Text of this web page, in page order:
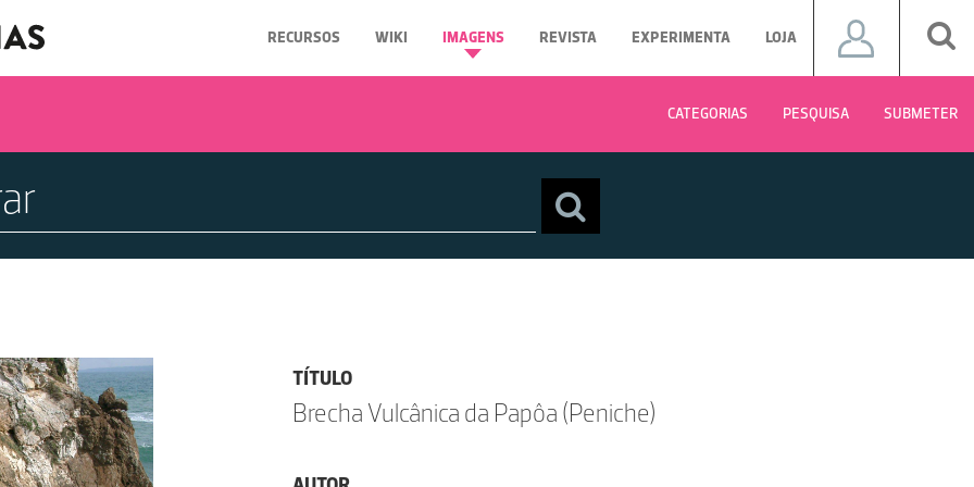
RECURSOS WIKI IMAGENS REVISTA EXPERIMENTA LOJA
CATEGORIAS PESQUISA SUBMETER
TÍTULO
Brecha Vulcânica da Papôa (Peniche)